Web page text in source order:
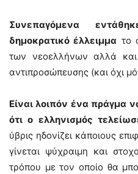
Συνεπαγόμενα
δημοκρατικό έλλειμμα το
των νεοελλήνων αλλά
αντιπροσώπευσης (και όχι
Είναι λοιπόν ένα πράγμα
ότι ο ελληνισμός
ύβρις ηδονίζει κάποιους
γίνεται ψύχραιμη και
τρόπου με τον οποίο θα